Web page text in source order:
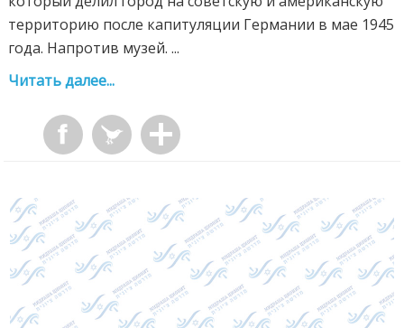
территорию после капитуляции Германии в мае 1945
года. Напротив музей. ...
Читать далее...